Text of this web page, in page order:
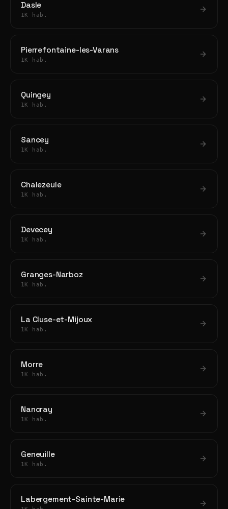
Dasle
1K hab.
Pierrefontaine-les-Varans
1K hab.
Quingey
1K hab.
Sancey
1K hab.
Chalezeule
1K hab.
Devecey
1K hab.
Granges-Narboz
1K hab.
La Cluse-et-Mijoux
1K hab.
Morre
1K hab.
Nancray
1K hab.
Geneuille
1K hab.
Labergement-Sainte-Marie